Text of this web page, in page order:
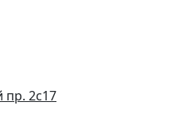
пр. 2с17